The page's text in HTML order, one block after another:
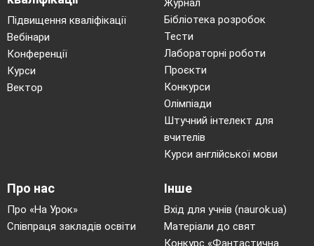
Підвищення кваліфікації
Вебінари
Конференції
Курси
Вектор
Журнал
Бібліотека розробок
Тести
Лабораторні роботи
Проєкти
Конкурси
Олімпіади
Штучний інтелект для
вчителів
Курси англійської мови
Про нас
Про «На Урок»
Співпраця закладів освіти
Інше
Вхід для учнів (naurok.ua)
Матеріали до свят
Конкурс «Фантастична